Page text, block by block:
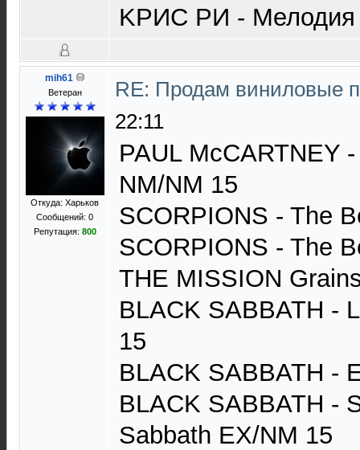
KРИС РИ - Мелодия
mih61
Ветеран
Откуда: Харьков
Сообщений: 0
Репутация: 800
RE: Продам виниловые
22:11
PAUL McCARTNEY
NM/NM 15
SCORPIONS - The
SCORPIONS - The
THE MISSION
BLACK SABBATH -
15
BLACK SABBATH -
BLACK SABBATH -
Sabbath EX/NM 15